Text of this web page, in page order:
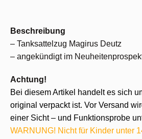
Beschreibung
– Tanksattelzug Magirus Deutz
– angekündigt im
Achtung!
Bei diesem Artikel handelt es sich
original verpackt ist. Vor Versand
einer Sicht – und Funktionsprobe
WARNUNG! Nicht für Kinder unter